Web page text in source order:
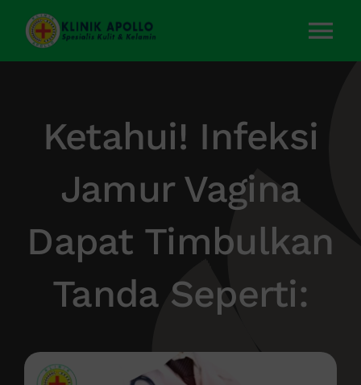
Skip
content
Layanan Kami
Tentang Kami
Artikel
Kontak Kami
Ketahui! Infeksi
Jamur Vagina
Dapat Timbulkan
Tanda Seperti: